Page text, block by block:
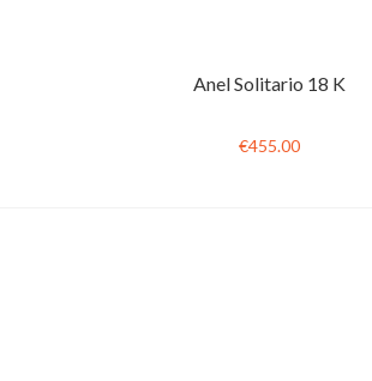
Anel Solitario 18 K
€455.00